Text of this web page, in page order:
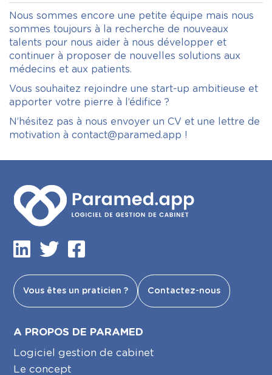
Nous sommes encore une petite équipe mais nous
sommes toujours à la recherche de nouveaux
talents pour nous aider à nous développer et
continuer à proposer de nouvelles solutions aux
médecins et aux patients.
Vous souhaitez rejoindre une start-up ambitieuse et
apporter votre pierre à l’édifice ?
N’hésitez pas à nous envoyer un CV et une lettre de
motivation à contact@paramed.app !
Vous êtes un praticien ? Contactez-nous
A PROPOS DE PARAMED
Logiciel gestion de cabinet
Le concept